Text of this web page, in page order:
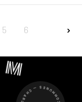
5 6